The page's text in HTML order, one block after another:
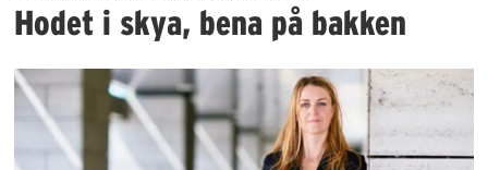
Hodet i skya, bena på bakken